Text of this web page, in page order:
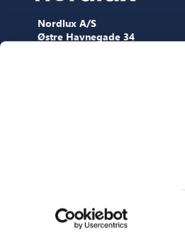
Nordlux A/S
Østre Havnegade 34